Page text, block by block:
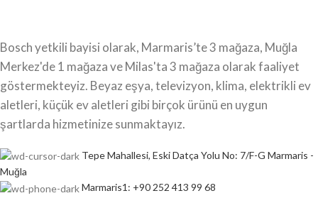
Bosch yetkili bayisi olarak, Marmaris’te 3 mağaza, Muğla
Merkez'de 1 mağaza ve Milas'ta 3 mağaza olarak faaliyet
göstermekteyiz. Beyaz eşya, televizyon, klima, elektrikli ev
aletleri, küçük ev aletleri gibi birçok ürünü en uygun
şartlarda hizmetinize sunmaktayız.
Tepe Mahallesi, Eski Datça Yolu No: 7/F-G Marmaris -
Muğla
Marmaris1: +90 252 413 99 68